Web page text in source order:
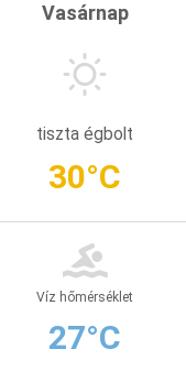
Vasárnap
tiszta égbolt
30°C
Víz hőmérséklet
27°C